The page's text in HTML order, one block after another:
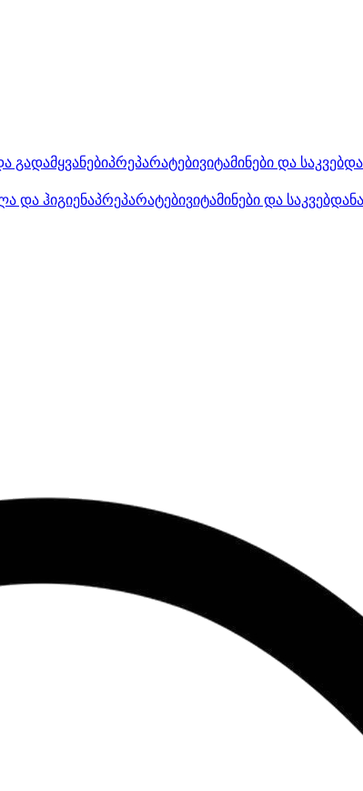
გადამყვანებიპრეპარატებივიტამინები და
და ჰიგიენაპრეპარატებივიტამინები და